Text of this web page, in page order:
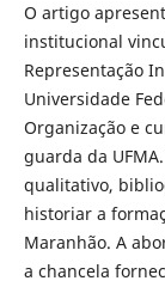
O artigo
institucional
Representação
Universidade
Organização e
guarda da
qualitativo,
historiar a
Maranhão. A
a chancela